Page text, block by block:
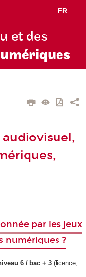
FR
et des
par les jeux
numériques ?
6 / bac + 3 (licence,